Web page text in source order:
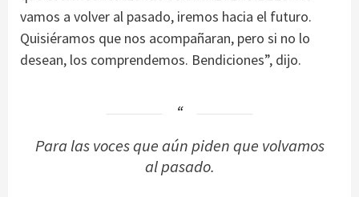
vamos a volver al pasado, iremos hacia el futuro.
Quisiéramos que nos acompañaran, pero si no lo
desean, los comprendemos. Bendiciones”, dijo.
Para las voces que aún piden que volvamos
al pasado.